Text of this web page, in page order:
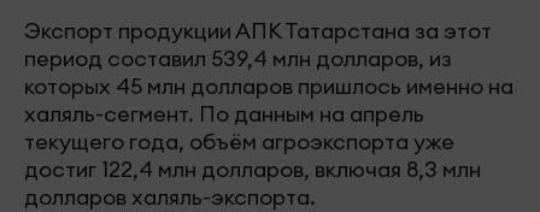
Экспорт продукции АПК Татарстана за этот
период составил 539,4 млн долларов, из
которых 45 млн долларов пришлось именно на
халяль-сегмент. По данным на апрель
текущего года, объём агроэкспорта уже
достиг 122,4 млн долларов, включая 8,3 млн
долларов халяль-экспорта.